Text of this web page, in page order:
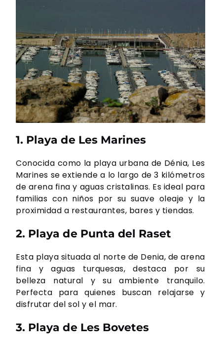
1. Playa de Les Marines
Conocida como la playa urbana de Dénia, Les
Marines se extiende a lo largo de 3 kilómetros
de arena fina y aguas cristalinas. Es ideal para
familias con niños por su suave oleaje y la
proximidad a restaurantes, bares y tiendas.
2. Playa de Punta del Raset
Esta playa situada al norte de Denia, de arena
fina y aguas turquesas, destaca por su
belleza natural y su ambiente tranquilo.
Perfecta para quienes buscan relajarse y
disfrutar del sol y el mar.
3. Playa de Les Bovetes